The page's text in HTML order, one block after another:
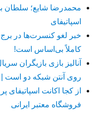
محمدرضا شایع؛ سلطان
اسپاتیفای
خبر لغو کنسرت‌ها در برج
کاملاً بی‌اساس است!
آنالیز بازی بازیگران
روی آنتن شبکه دو است
فروشگاه معتبر ایرانی